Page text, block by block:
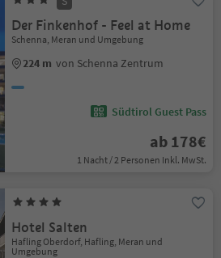
Der Finkenhof - Feel at Home
Schenna, Meran und Umgebung
224 m von Schenna Zentrum
Südtirol Guest Pass
ab 178€
1 Nacht / 2 Personen Inkl. MwSt.
Hotel Salten
Hafling Oberdorf, Hafling, Meran und
Umgebung